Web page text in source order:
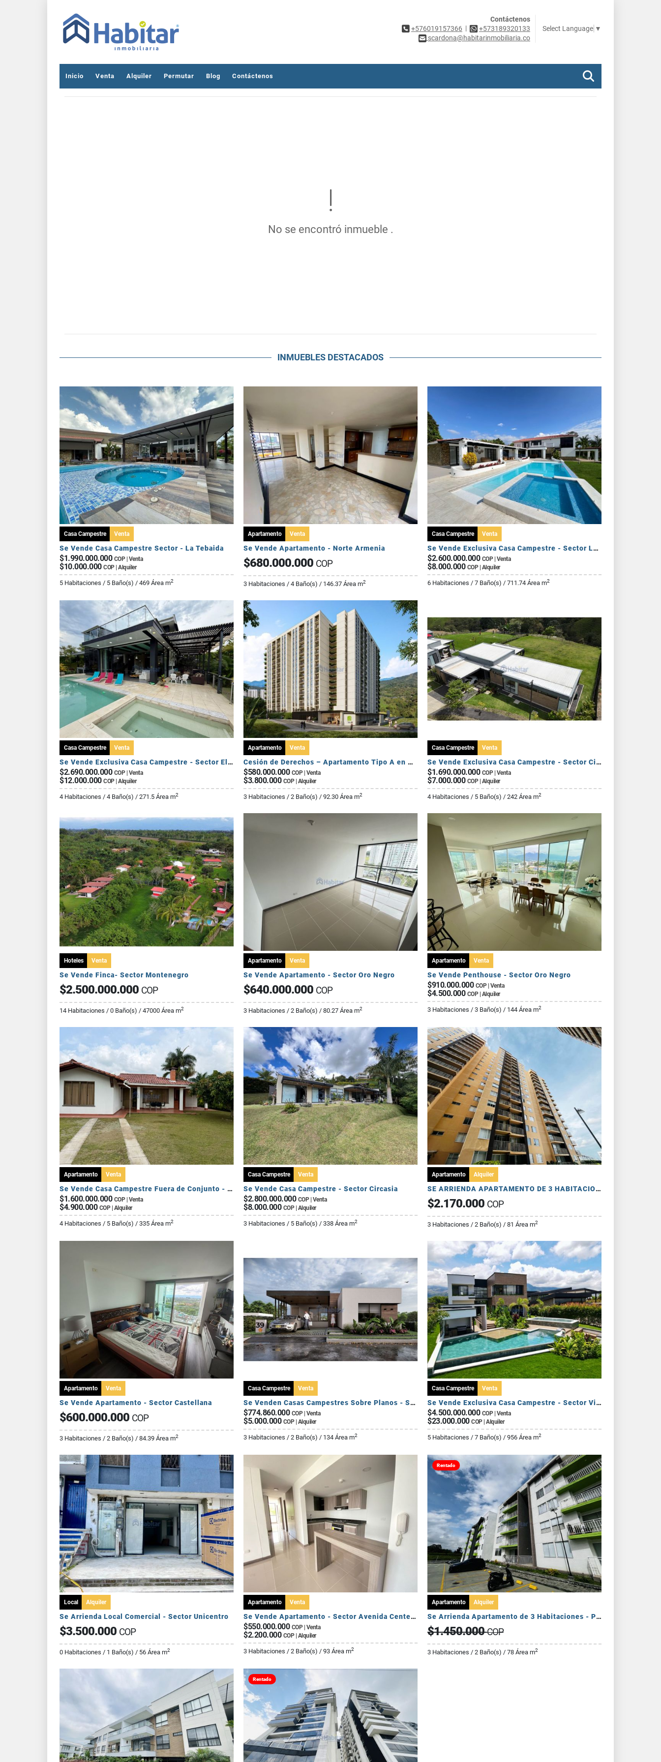
Contáctenos
+576019157366 |
+573189320133
scardona@habitarinmobiliaria.co
Select Language ▼
Inicio Venta Alquiler Permutar Blog Contáctenos
No se encontró inmueble .
INMUEBLES DESTACADOS
Casa Campestre Venta
Se Vende Casa Campestre Sector - La Tebaida
$1.990.000.000 COP | Venta
$10.000.000 COP | Alquiler
5 Habitaciones / 5 Baño(s) / 469 Área m2
Apartamento Venta
Se Vende Apartamento - Norte Armenia
$680.000.000 COP
3 Habitaciones / 4 Baño(s) / 146.37 Área m2
Casa Campestre Venta
Se Vende Exclusiva Casa Campestre - Sector La Tebaida
$2.600.000.000 COP | Venta
$8.000.000 COP | Alquiler
6 Habitaciones / 7 Baño(s) / 711.74 Área m2
Casa Campestre Venta
Se Vende Exclusiva Casa Campestre - Sector El Caimo
$2.690.000.000 COP | Venta
$12.000.000 COP | Alquiler
4 Habitaciones / 4 Baño(s) / 271.5 Área m2
Apartamento Venta
Cesión de Derechos – Apartamento Tipo A en Seroa | Avenida Centenario
$580.000.000 COP | Venta
$3.800.000 COP | Alquiler
3 Habitaciones / 2 Baño(s) / 92.30 Área m2
Casa Campestre Venta
Se Vende Exclusiva Casa Campestre - Sector Circasia
$1.690.000.000 COP | Venta
$7.000.000 COP | Alquiler
4 Habitaciones / 5 Baño(s) / 242 Área m2
Hoteles Venta
Se Vende Finca- Sector Montenegro
$2.500.000.000 COP
14 Habitaciones / 0 Baño(s) / 47000 Área m2
Apartamento Venta
Se Vende Apartamento - Sector Oro Negro
$640.000.000 COP
3 Habitaciones / 2 Baño(s) / 80.27 Área m2
Apartamento Venta
Se Vende Penthouse - Sector Oro Negro
$910.000.000 COP | Venta
$4.500.000 COP | Alquiler
3 Habitaciones / 3 Baño(s) / 144 Área m2
Apartamento Venta
Se Vende Casa Campestre Fuera de Conjunto - Sector Av Centenario
$1.600.000.000 COP | Venta
$4.900.000 COP | Alquiler
4 Habitaciones / 5 Baño(s) / 335 Área m2
Casa Campestre Venta
Se Vende Casa Campestre - Sector Circasia
$2.800.000.000 COP | Venta
$8.000.000 COP | Alquiler
3 Habitaciones / 5 Baño(s) / 338 Área m2
Apartamento Alquiler
SE ARRIENDA APARTAMENTO DE 3 HABITACIONES - AV 19 NORTE
$2.170.000 COP
3 Habitaciones / 2 Baño(s) / 81 Área m2
Apartamento Venta
Se Vende Apartamento - Sector Castellana
$600.000.000 COP
3 Habitaciones / 2 Baño(s) / 84.39 Área m2
Casa Campestre Venta
Se Venden Casas Campestres Sobre Planos - Sector Circasia
$774.860.000 COP | Venta
$5.000.000 COP | Alquiler
3 Habitaciones / 2 Baño(s) / 134 Área m2
Casa Campestre Venta
Se Vende Exclusiva Casa Campestre - Sector Via Armenia Calarca
$4.500.000.000 COP | Venta
$23.000.000 COP | Alquiler
5 Habitaciones / 7 Baño(s) / 956 Área m2
Local Alquiler
Se Arrienda Local Comercial - Sector Unicentro
$3.500.000 COP
0 Habitaciones / 1 Baño(s) / 56 Área m2
Apartamento Venta
Se Vende Apartamento - Sector Avenida Centenario
$550.000.000 COP | Venta
$2.200.000 COP | Alquiler
3 Habitaciones / 2 Baño(s) / 93 Área m2
Rentado
Apartamento Alquiler
Se Arrienda Apartamento de 3 Habitaciones - Puerto Espejo
$1.450.000COP
3 Habitaciones / 2 Baño(s) / 78 Área m2
Rentado